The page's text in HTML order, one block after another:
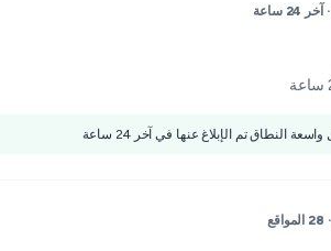
ساعة
النطاق تم الإبلاغ عنها في آخر 24 ساعة
28 المواقع